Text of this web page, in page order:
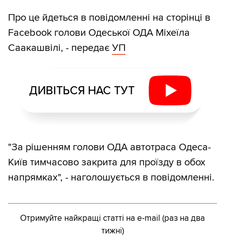
Про це йдеться в повідомленні на сторінці в
Facebook голови Одеської ОДА Міхеїла
Саакашвілі, - передає УП
ДИВІТЬСЯ НАС ТУТ
"За рішенням голови ОДА автотраса Одеса-
Київ тимчасово закрита для проїзду в обох
напрямках", - наголошується в повідомленні.
Отримуйте найкращі статті на e-mail (раз на два
тижні)